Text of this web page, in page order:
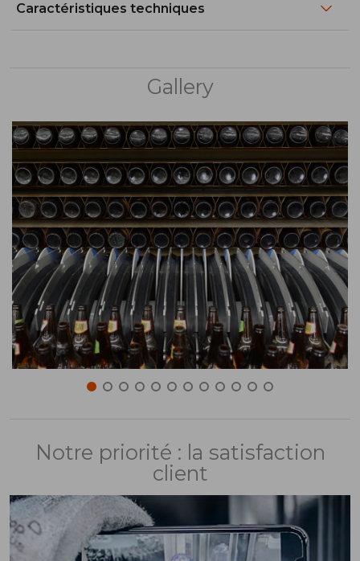
Caractéristiques techniques
Gallery
Notre priorité : la satisfaction
client